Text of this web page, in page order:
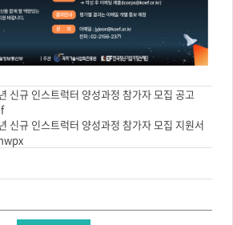
신규 인스트럭터 양성과정 참가자 모집 공고
신규 인스트럭터 양성과정 참가자 모집 지원서